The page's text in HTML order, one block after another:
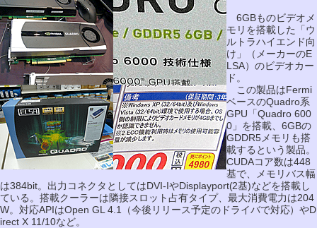
6GBものビデオメ
モリを搭載した「ウ
ルトラハイエンド向
け」（メーカーのE
LSA）のビデオカー
ド。
この製品はFermi
ベースのQuadro系
GPU「Quadro 600
0」を搭載、6GBの
GDDR5メモリも搭
載するという製品。
CUDAコア数は448
基で、メモリバス幅
は384bit。出力コネクタとしてはDVI-IやDisplayport(2基)などを搭載し
ている。搭載クーラーは隣接スロット占有タイプ、最大消費電力は204
W。対応APIはOpen GL 4.1（今後リリース予定のドライバで対応）やD
irect X 11/10など。